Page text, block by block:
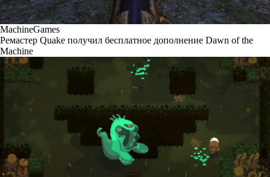
MachineGames
Ремастер Quake получил бесплатное дополнение Dawn of the
Machine